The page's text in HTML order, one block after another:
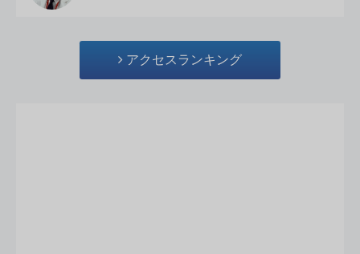
アクセスランキング